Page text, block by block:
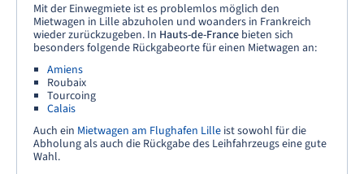
Mit der Einwegmiete ist es problemlos möglich den
Mietwagen in Lille abzuholen und woanders in Frankreich
wieder zurückzugeben. In Hauts-de-France bieten sich
besonders folgende Rückgabeorte für einen Mietwagen an:
Amiens
Roubaix
Tourcoing
Calais
Auch ein Mietwagen am Flughafen Lille ist sowohl für die
Abholung als auch die Rückgabe des Leihfahrzeugs eine gute
Wahl.